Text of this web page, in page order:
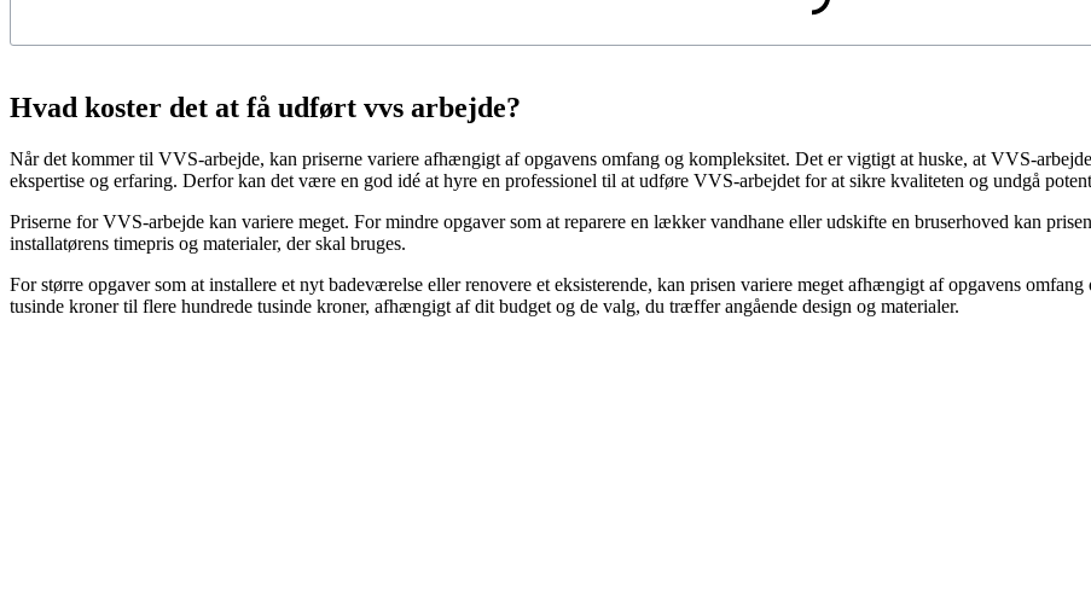
Hvad koster det at få udført vvs arbejde?
Når det kommer til VVS-arbejde, kan priserne variere afhængigt af opgavens omfang og kompleksitet. Det er vigtigt at huske, at VVS-
ekspertise og erfaring. Derfor kan det være en god idé at hyre en professionel til at udføre VVS-arbejdet for at sikre kvaliteten og undgå
Priserne for VVS-arbejde kan variere meget. For mindre opgaver som at reparere en lækker vandhane eller udskifte en bruserhoved kan
installatørens timepris og materialer, der skal bruges.
For større opgaver som at installere et nyt badeværelse eller renovere et eksisterende, kan prisen variere meget afhængigt af opgavens
tusinde kroner til flere hundrede tusinde kroner, afhængigt af dit budget og de valg, du træffer angående design og materialer.